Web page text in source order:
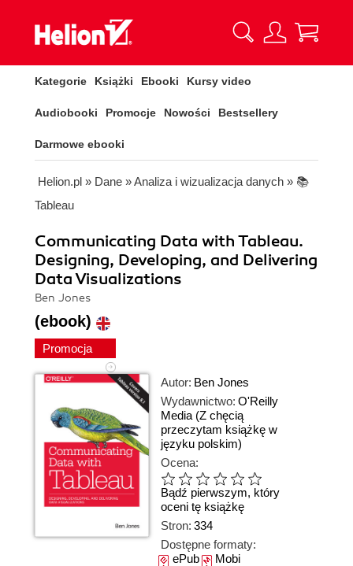
Kategorie Książki Ebooki Kursy video
Audiobooki Promocje Nowości Bestsellery
Darmowe ebooki
Helion.pl » Dane »Analiza i wizualizacja danych » 📚
Tableau
Communicating Data with Tableau.
Designing, Developing, and Delivering
Data Visualizations
Ben Jones
(ebook)
Promocja
Autor: Ben Jones
Wydawnictwo: O'Reilly
Media (Z chęcią
przeczytam książkę w
języku polskim)
Ocena:
Bądź pierwszym, który
oceni tę książkę
Stron: 334
Dostępne formaty:
ePubMobi